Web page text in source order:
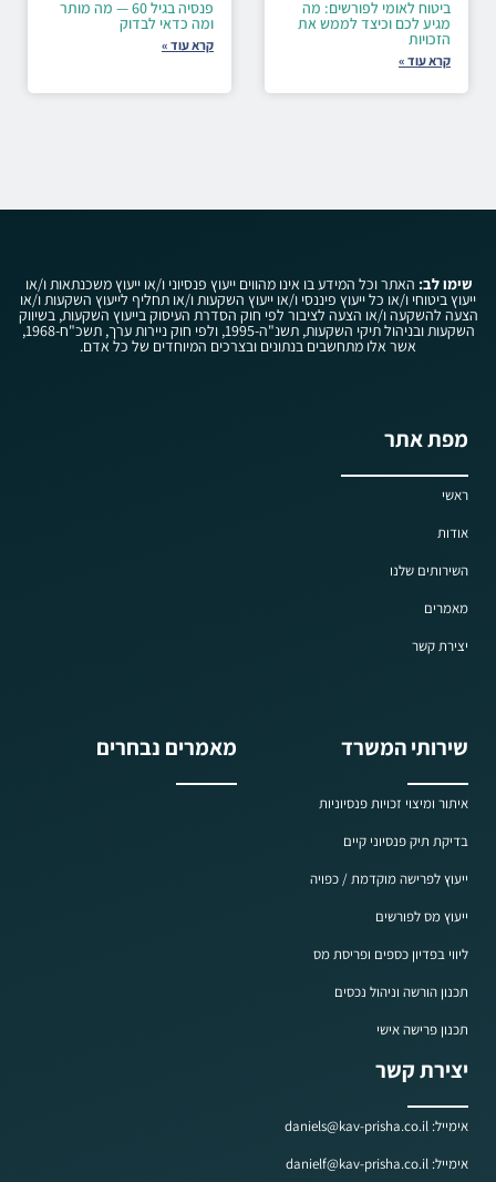
ביטוח לאומי לפורשים: מה
מגיע לכם וכיצד לממש את
הזכויות
קרא עוד »
פנסיה בגיל 60 — מה מותר
ומה כדאי לבדוק
קרא עוד »
שימו לב: האתר וכל המידע בו אינו מהווים ייעוץ פנסיוני ו/או ייעוץ משכנתאות ו/או
ייעוץ ביטוחי ו/או כל ייעוץ פיננסי ו/או ייעוץ השקעות ו/או תחליף לייעוץ השקעות ו/או
הצעה להשקעה ו/או הצעה לציבור לפי חוק הסדרת העיסוק בייעוץ השקעות, בשיווק
השקעות ובניהול תיקי השקעות, תשנ"ה-1995, ולפי חוק ניירות ערך, תשכ"ח-1968,
אשר אלו מתחשבים בנתונים ובצרכים המיוחדים של כל אדם.
מפת אתר
ראשי
אודות
השירותים שלנו
מאמרים
יצירת קשר
שירותי המשרד
איתור ומיצוי זכויות פנסיוניות
בדיקת תיק פנסיוני קיים
ייעוץ לפרישה מוקדמת / כפויה
ייעוץ מס לפורשים
ליווי בפדיון כספים ופריסת מס
תכנון הורשה וניהול נכסים
תכנון פרישה אישי
מאמרים נבחרים
יצירת קשר
אימייל: daniels@kav-prisha.co.il
אימייל: danielf@kav-prisha.co.il